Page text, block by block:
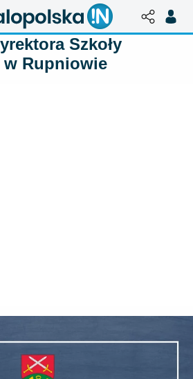
Szkoły
Rupniowie